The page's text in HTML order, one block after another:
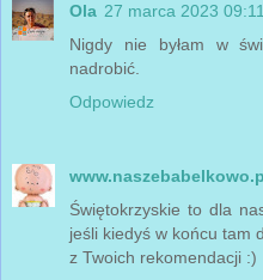
Ola 27 marca 2023 09:11
Nigdy nie byłam w
nadrobić.
Odpowiedz
Świętokrzyskie to dla
jeśli kiedyś w końcu tam
z Twoich rekomendacji :)